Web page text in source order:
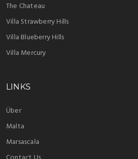
The Chateau
Villa Strawberry Hills
Villa Blueberry Hills
Villa Mercury
LINKS
Über
Malta
Marsascala